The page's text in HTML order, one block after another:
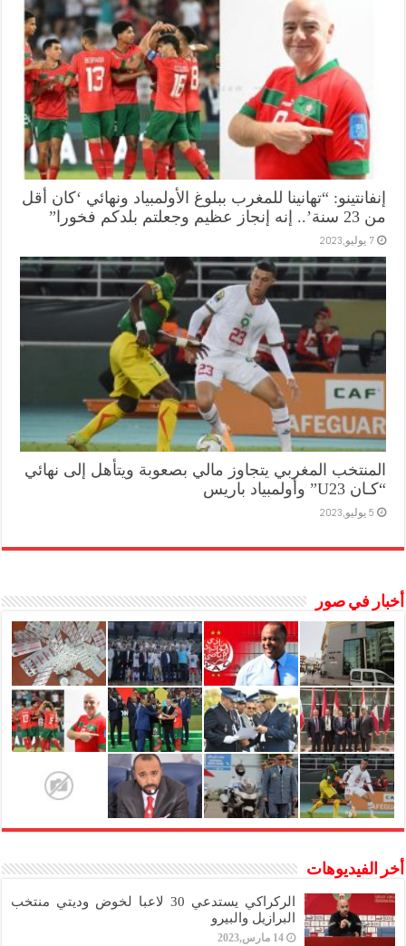
إنفانتينو: “تهانينا للمغرب ببلوغ الأولمبياد ونهائي ‘كان أقل
من 23 سنة’.. إنه إنجاز عظيم وجعلتم بلدكم فخورا”
7 يوليو,2023
المنتخب المغربي يتجاوز مالي بصعوبة ويتأهل إلى نهائي
“كـان U23” وأولمبياد باريس
5 يوليو,2023
أخبار في صور
أخر الفيديوهات
الركراكي يستدعي 30 لاعبا لخوض وديتي منتخب
البرازيل والبيرو
14 مارس,2023